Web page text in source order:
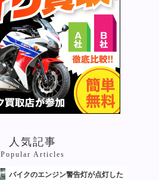
人気記事
Popular Articles
バイクのエンジン警告灯が点灯した